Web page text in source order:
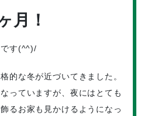
月！
です(^^)/
的な冬が近づいてきました。
っていますが、夜にはとても
るお家も見かけるようになっ